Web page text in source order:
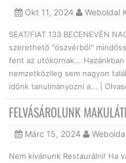
Okt 11, 2024 Weboldal
SEAT/FIAT 133 BECENEVÉN
szerethető "öszvérből"
fent az utókornak...
nemzetközileg sem nagyon
időnk tanulmányozni a... |
FELVÁSÁROLUNK
Márc 15, 2024
Nem kívánunk Restaurálni! Ha